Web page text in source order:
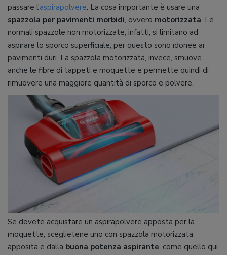
passare l’aspirapolvere. La cosa importante è usare una
spazzola per pavimenti morbidi, ovvero motorizzata. Le
normali spazzole non motorizzate, infatti, si limitano ad
aspirare lo sporco superficiale, per questo sono idonee ai
pavimenti duri. La spazzola motorizzata, invece, smuove
anche le fibre di tappeti e moquette e permette quindi di
rimuovere una maggiore quantità di sporco e polvere.
Se dovete acquistare un aspirapolvere apposta per la
moquette, sceglietene uno con spazzola motorizzata
apposita e dalla buona potenza aspirante, come quello qui